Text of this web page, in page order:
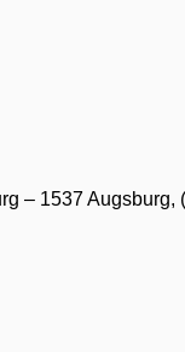
– 1537 Augsburg,